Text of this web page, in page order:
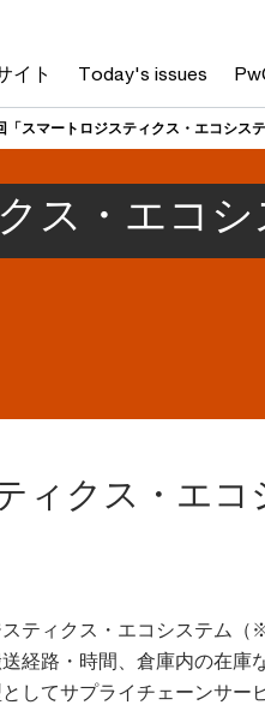
イト Today's issues
「スマートロジスティクス・エコシステ
ス・エコシ
ィクス・エコ
ティクス・エコシステム
経路・時間、倉庫内の在庫
してサプライチェーンサー